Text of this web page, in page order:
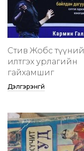
Стив Жобс түүний
илтгэх урлагийн
гайхамшиг
Дэлгэрэнгүй